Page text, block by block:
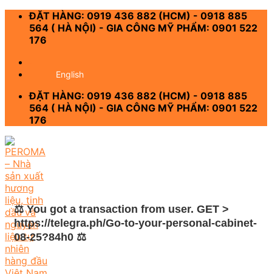
Skip
content
ĐẶT HÀNG: 0919 436 882 (HCM) - 0918 885
564 ( HÀ NỘI) - GIA CÔNG MỸ PHẨM: 0901 522
176
English
ĐẶT HÀNG: 0919 436 882 (HCM) - 0918 885
564 ( HÀ NỘI) - GIA CÔNG MỸ PHẨM: 0901 522
176
⚖ You got a transaction from user. GET >
https://telegra.ph/Go-to-your-personal-cabinet-
08-25?84h0 ⚖